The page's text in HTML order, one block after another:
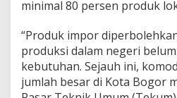
minimal 80 persen produk
​“Produk impor
produksi dalam negeri
kebutuhan. Sejauh ini,
jumlah besar di Kota Bogor